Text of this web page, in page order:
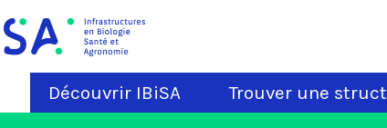
Découvrir IBiSA Trouver une